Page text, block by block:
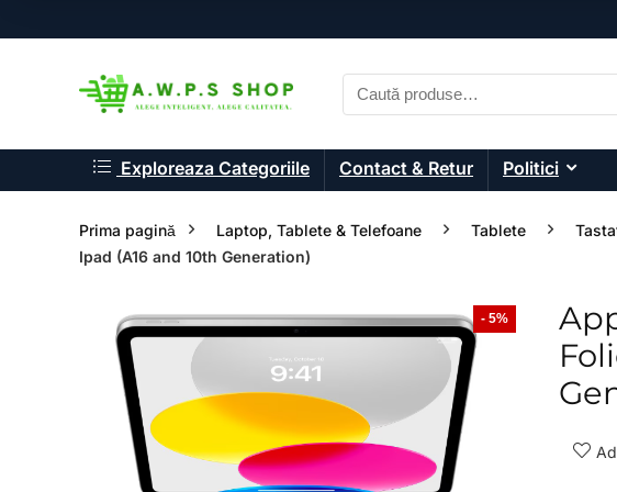
Exploreaza Categoriile Contact & Retur Politici
Prima pagină Laptop, Tablete & Telefoane Tablete
Ipad (A16 and 10th Generation)
- 5%
- 11%